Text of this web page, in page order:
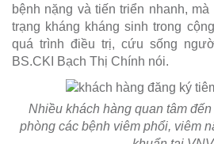
bệnh nặng và tiến triển nhanh,
trạng kháng kháng sinh trong
quá trình điều trị, cứu sống
BS.CKI Bạch Thị Chính nói.
Nhiều khách hàng quan tâm
phòng các bệnh viêm phổi, viêm